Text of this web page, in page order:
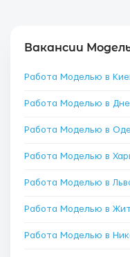
Вакансии
Работа Моделью в
Работа Моделью в
Работа Моделью в
Работа Моделью в
Работа Моделью в
Работа Моделью в
Работа Моделью в